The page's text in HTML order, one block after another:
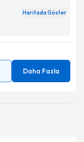
Haritada Göster
Daha Fazla